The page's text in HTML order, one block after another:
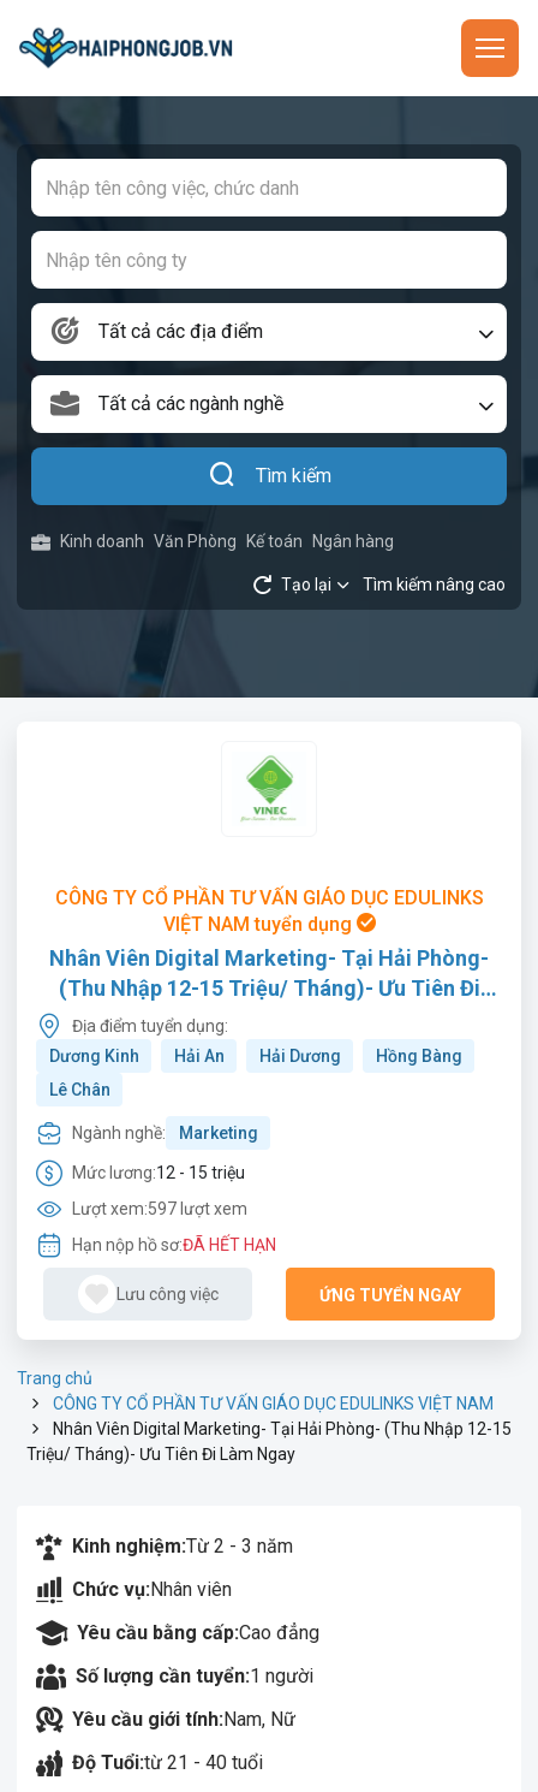
Tất cả các địa điểm
Tất cả các ngành nghề
Tìm kiếm
Kinh doanh Văn Phòng Kế toán Ngân hàng
Tạo lại Tìm kiếm nâng cao
CÔNG TY CỔ PHẦN TƯ VẤN GIÁO DỤC EDULINKS
VIỆT NAM tuyển dụng
Nhân Viên Digital Marketing- Tại Hải Phòng-
(Thu Nhập 12-15 Triệu/ Tháng)- Ưu Tiên Đi
Làm Ngay
Địa điểm tuyển dụng:
Dương Kinh
Hải An Hải Dương
Hồng Bàng
Lê Chân
Ngành nghề: Marketing
Mức lương:12 - 15 triệu
Lượt xem:597 lượt xem
Hạn nộp hồ sơ:ĐÃ HẾT HẠN
Lưu công việc ỨNG TUYỂN NGAY
Trang chủ
CÔNG TY CỔ PHẦN TƯ VẤN GIÁO DỤC EDULINKS VIỆT NAM
Nhân Viên Digital Marketing- Tại Hải Phòng- (Thu Nhập 12-15
Triệu/ Tháng)- Ưu Tiên Đi Làm Ngay
Kinh nghiệm:Từ 2 - 3 năm
Chức vụ:Nhân viên
Yêu cầu bằng cấp:Cao đẳng
Số lượng cần tuyển:1 người
Yêu cầu giới tính:Nam, Nữ
Độ Tuổi:từ 21 - 40 tuổi